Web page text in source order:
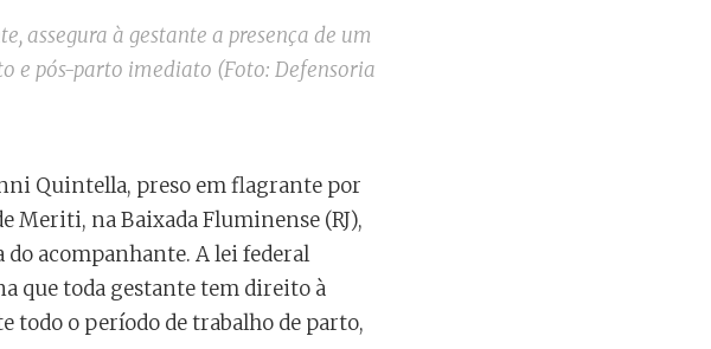
assegura à gestante a presença de um
e pós-parto imediato (Foto: Defensoria
Quintella, preso em flagrante por
Meriti, na Baixada Fluminense (RJ),
do acompanhante. A lei federal
que toda gestante tem direito à
todo o período de trabalho de parto,